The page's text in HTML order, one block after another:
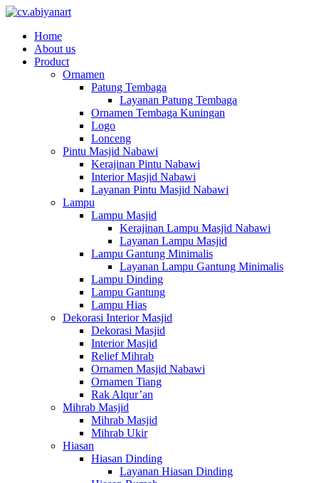
Home
About us
Product
Ornamen
Patung Tembaga
Layanan Patung Tembaga
Ornamen Tembaga Kuningan
Logo
Lonceng
Pintu Masjid Nabawi
Kerajinan Pintu Nabawi
Interior Masjid Nabawi
Layanan Pintu Masjid Nabawi
Lampu
Lampu Masjid
Kerajinan Lampu Masjid Nabawi
Layanan Lampu Masjid
Lampu Gantung Minimalis
Layanan Lampu Gantung Minimalis
Lampu Dinding
Lampu Gantung
Lampu Hias
Dekorasi Interior Masjid
Dekorasi Masjid
Interior Masjid
Relief Mihrab
Ornamen Masjid Nabawi
Ornamen Tiang
Rak Alqur’an
Mihrab Masjid
Mihrab Masjid
Mihrab Ukir
Hiasan
Hiasan Dinding
Layanan Hiasan Dinding